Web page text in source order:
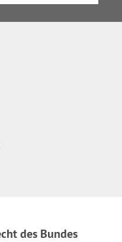
des Bundes